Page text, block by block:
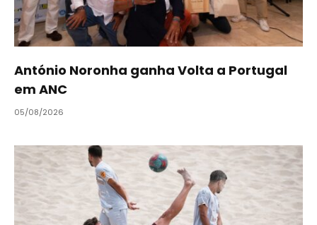
António Noronha ganha Volta a Portugal
em ANC
05/08/2026